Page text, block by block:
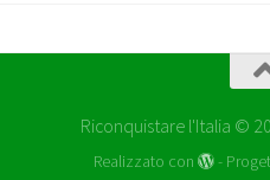
Riconquistare l'Italia ©
Realizzato con -